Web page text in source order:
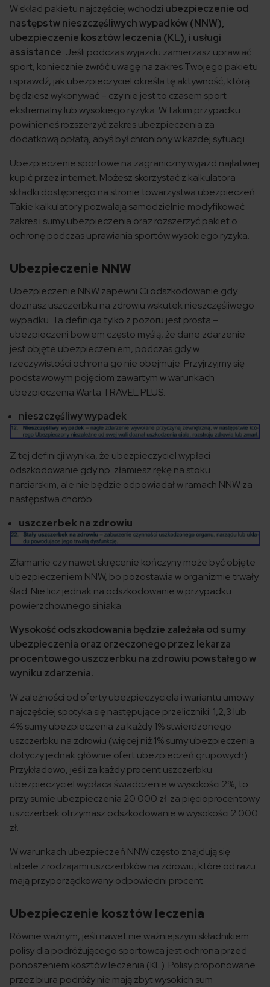
W skład pakietu najczęściej wchodzi ubezpieczenie od
następstw nieszczęśliwych wypadków (NNW),
ubezpieczenie kosztów leczenia (KL), i usługi
assistance. Jeśli podczas wyjazdu zamierzasz uprawiać
sport, koniecznie zwróć uwagę na zakres Twojego pakietu
i sprawdź, jak ubezpieczyciel określa tę aktywność, którą
będziesz wykonywać – czy nie jest to czasem sport
ekstremalny lub wysokiego ryzyka. W takim przypadku
powinieneś rozszerzyć zakres ubezpieczenia za
dodatkową opłatą, abyś był chroniony w każdej sytuacji.
Ubezpieczenie sportowe na zagraniczny wyjazd najłatwiej
kupić przez internet. Możesz skorzystać z kalkulatora
składki dostępnego na stronie towarzystwa ubezpieczeń.
Takie kalkulatory pozwalają samodzielnie modyfikować
zakres i sumy ubezpieczenia oraz rozszerzyć pakiet o
ochronę podczas uprawiania sportów wysokiego ryzyka.
Ubezpieczenie NNW
Ubezpieczenie NNW zapewni Ci odszkodowanie gdy
doznasz uszczerbku na zdrowiu wskutek nieszczęśliwego
wypadku. Ta definicja tylko z pozoru jest prosta –
ubezpieczeni bowiem często myślą, że dane zdarzenie
jest objęte ubezpieczeniem, podczas gdy w
rzeczywistości ochrona go nie obejmuje. Przyjrzyjmy się
podstawowym pojęciom zawartym w warunkach
ubezpieczenia Warta TRAVEL PLUS:
nieszczęśliwy wypadek
Z tej definicji wynika, że ubezpieczyciel wypłaci
odszkodowanie gdy np. złamiesz rękę na stoku
narciarskim, ale nie będzie odpowiadał w ramach NNW za
następstwa chorób.
uszczerbek na zdrowiu
Złamanie czy nawet skręcenie kończyny może być objęte
ubezpieczeniem NNW, bo pozostawia w organizmie trwały
ślad. Nie licz jednak na odszkodowanie w przypadku
powierzchownego siniaka.
Wysokość odszkodowania będzie zależała od sumy
ubezpieczenia oraz orzeczonego przez lekarza
procentowego uszczerbku na zdrowiu powstałego w
wyniku zdarzenia.
W zależności od oferty ubezpieczyciela i wariantu umowy
najczęściej spotyka się następujące przeliczniki: 1,2,3 lub
4% sumy ubezpieczenia za każdy 1% stwierdzonego
uszczerbku na zdrowiu (więcej niż 1% sumy ubezpieczenia
dotyczy jednak głównie ofert ubezpieczeń grupowych).
Przykładowo, jeśli za każdy procent uszczerbku
ubezpieczyciel wypłaca świadczenie w wysokości 2%, to
przy sumie ubezpieczenia 20 000 zł za pięcioprocentowy
uszczerbek otrzymasz odszkodowanie w wysokości 2 000
zł.
W warunkach ubezpieczeń NNW często znajdują się
tabele z rodzajami uszczerbków na zdrowiu, które od razu
mają przyporządkowany odpowiedni procent.
Ubezpieczenie kosztów leczenia
Równie ważnym, jeśli nawet nie ważniejszym składnikiem
polisy dla podróżującego sportowca jest ochrona przed
ponoszeniem kosztów leczenia (KL). Polisy proponowane
przez biura podróży nie mają zbyt wysokich sum